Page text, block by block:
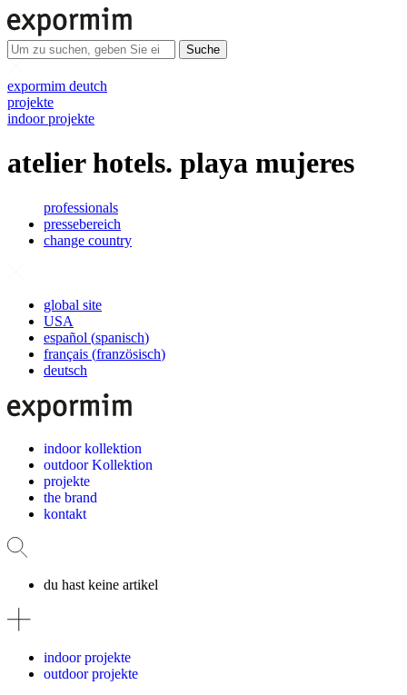
Suche
expormim deutch
projekte
indoor projekte
atelier hotels. playa mujeres
professionals
pressebereich
change country
global site
USA
español (spanisch)
français (französisch)
deutsch
indoor kollektion
outdoor Kollektion
projekte
the brand
kontakt
du hast keine artikel
indoor projekte
outdoor projekte